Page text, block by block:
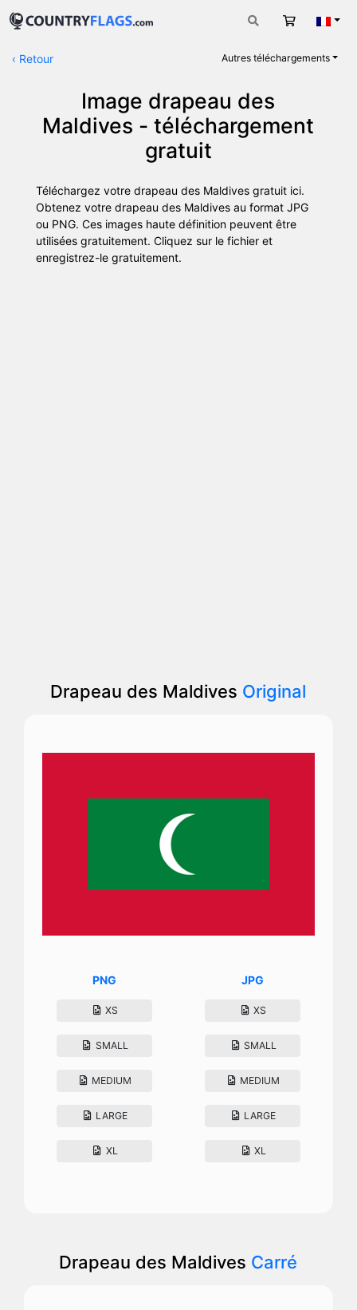
Panier
‹ Retour Autres téléchargements
Image drapeau des
Maldives - téléchargement
gratuit
Téléchargez votre drapeau des Maldives gratuit ici.
Obtenez votre drapeau des Maldives au format JPG
ou PNG. Ces images haute définition peuvent être
utilisées gratuitement. Cliquez sur le fichier et
enregistrez-le gratuitement.
Drapeau des Maldives Original
PNG
XS
SMALL
MEDIUM
LARGE
XL
JPG
XS
SMALL
MEDIUM
LARGE
XL
Drapeau des Maldives Carré